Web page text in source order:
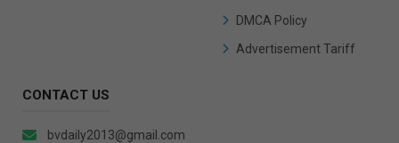
DMCA Policy
Advertisement Tariff
CONTACT US
bvdaily2013@gmail.com